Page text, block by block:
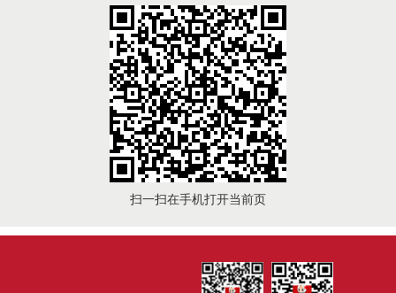
扫一扫在手机打开当前页